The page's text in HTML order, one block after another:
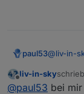
paul53@liv-in-
Offline
liv-in-sky
zuletzt
@paul53 bei mir